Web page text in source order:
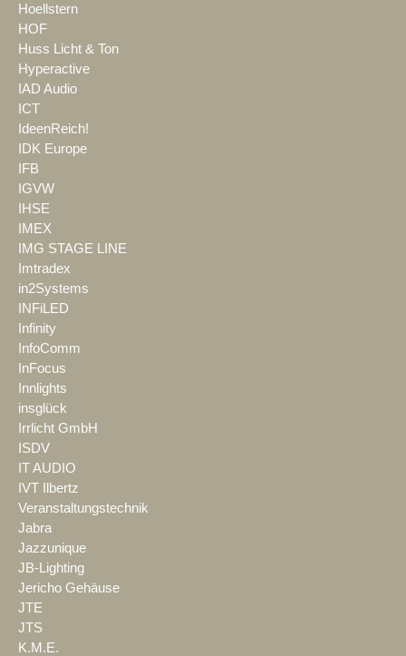
Hoellstern
HOF
Huss Licht & Ton
Hyperactive
IAD Audio
ICT
IdeenReich!
IDK Europe
IFB
IGVW
IHSE
IMEX
IMG STAGE LINE
Imtradex
in2Systems
INFiLED
Infinity
InfoComm
InFocus
Innlights
insglück
Irrlicht GmbH
ISDV
IT AUDIO
IVT Ilbertz
Veranstaltungstechnik
Jabra
Jazzunique
JB-Lighting
Jericho Gehäuse
JTE
JTS
K.M.E.